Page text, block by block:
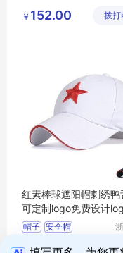
防紫外线太阳帽子
￥ 152.00 拨打
红素棒球遮阳帽刺绣鸭
可定制logo免费设计
帽子 安全帽
￥11.50